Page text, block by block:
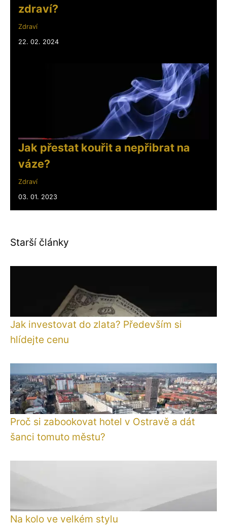
zdraví?
Zdraví
22. 02. 2024
Jak přestat kouřit a nepřibrat na
váze?
Zdraví
03. 01. 2023
Starší články
Jak investovat do zlata? Především si
hlídejte cenu
Proč si zabookovat hotel v Ostravě a dát
šanci tomuto městu?
Na kolo ve velkém stylu